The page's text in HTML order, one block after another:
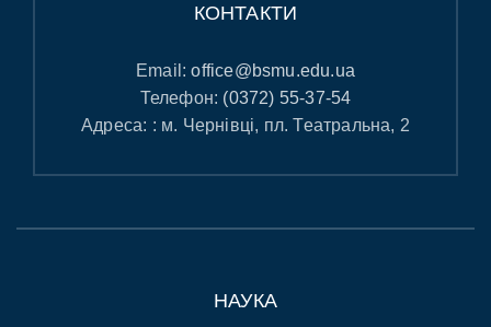
КОНТАКТИ
Email:office@bsmu.edu.ua
Телефон: (0372) 55-37-54
Адреса: : м. Чернівці, пл. Театральна, 2
НАУКА